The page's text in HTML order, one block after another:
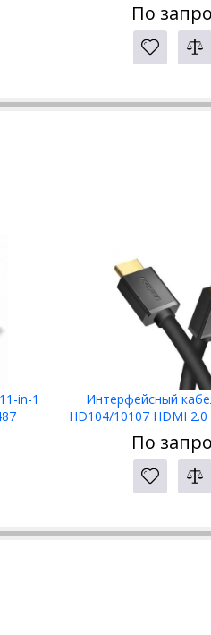
По
in-1
Интерфейсный
HD104/10107 HDMI
метра,
По